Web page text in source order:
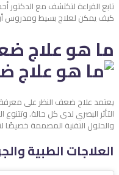
تابع القراءة لتكتشف مع الدكتور
كيف يمكن لعلاج بسيط ومدروس أن
ما هو علاج
يعتمد علاج ضعف النظر على معرفة
التأثر البصري لدى كل حالة. وتتنوع
والحلول التقنية المصممة خصيصًا
العلاجات الطبية